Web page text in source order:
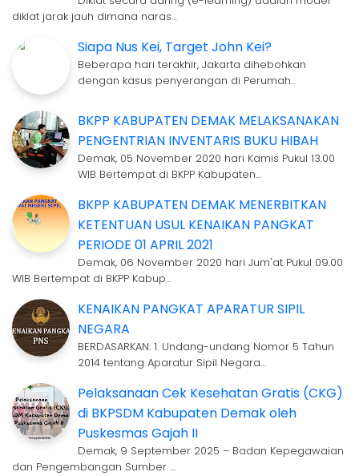
diklat jarak jauh dimana naras…
Siapa Nus Kei, Target John Kei?
Beberapa hari terakhir, Jakarta dihebohkan
dengan kasus penyerangan di Perumah…
BKPP KABUPATEN DEMAK MELAKSANAKAN
PENGENTRIAN INVENTARIS BUKU HIBAH
Demak, 05 November 2020 hari Kamis Pukul 13.00
WIB Bertempat di BKPP Kabupaten…
BKPP KABUPATEN DEMAK MENERBITKAN
KETENTUAN USUL KENAIKAN PANGKAT
PERIODE 01 APRIL 2021
Demak, 06 November 2020 hari Jum'at Pukul 09.00
WIB Bertempat di BKPP Kabup…
KENAIKAN PANGKAT APARATUR SIPIL
NEGARA
BERDASARKAN: 1. Undang-undang Nomor 5 Tahun
2014 tentang Aparatur Sipil Negara…
Pelaksanaan Cek Kesehatan Gratis (CKG)
di BKPSDM Kabupaten Demak oleh
Puskesmas Gajah II
Demak, 9 September 2025 – Badan Kepegawaian
dan Pengembangan Sumber …